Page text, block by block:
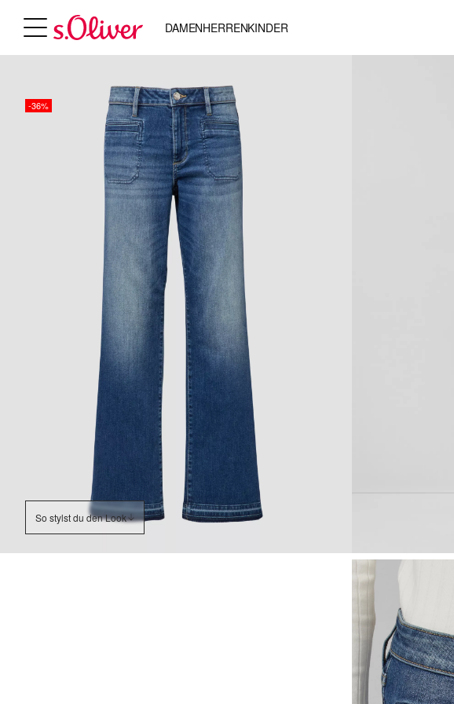
DAMENHERRENKINDER
-36%
So stylst du den Look